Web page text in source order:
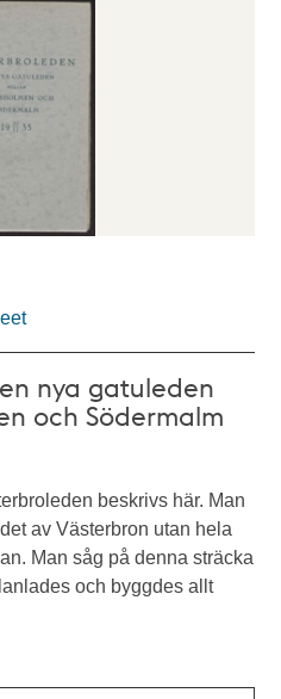
nya gatuleden
och Södermalm
beskrivs här. Man
av Västerbron utan hela
Man såg på denna sträcka
och byggdes allt